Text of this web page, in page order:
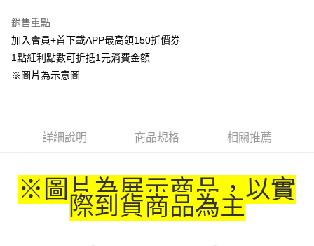
悠遊付
Google Pay
每筆NT$100，滿NT$1,300(含以上)免運費
宅配-離島(澎湖/金門/馬祖)-木棉花樂園專用
銷售重點
加入會員+首下載APP最高領150折價券
1點紅利點數可折抵1元消費金額
※圖片為示意圖
詳細說明 商品規格 相關推薦
※圖片為展示商品，以實
際到貨商品為主